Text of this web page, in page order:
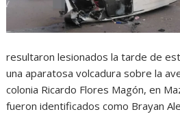
resultaron lesionados la tarde de
una aparatosa volcadura sobre la
colonia Ricardo Flores Magón, en
fueron identificados como Brayan